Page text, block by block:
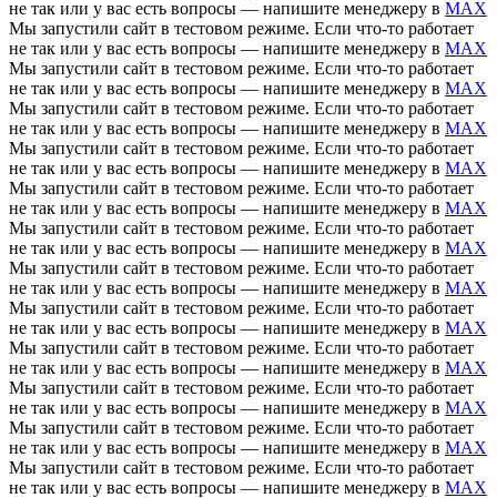
не так или у вас есть вопросы — напишите менеджеру в MAX
Мы запустили сайт в тестовом режиме. Если что-то работает
не так или у вас есть вопросы — напишите менеджеру в MAX
Мы запустили сайт в тестовом режиме. Если что-то работает
не так или у вас есть вопросы — напишите менеджеру в MAX
Мы запустили сайт в тестовом режиме. Если что-то работает
не так или у вас есть вопросы — напишите менеджеру в MAX
Мы запустили сайт в тестовом режиме. Если что-то работает
не так или у вас есть вопросы — напишите менеджеру в MAX
Мы запустили сайт в тестовом режиме. Если что-то работает
не так или у вас есть вопросы — напишите менеджеру в MAX
Мы запустили сайт в тестовом режиме. Если что-то работает
не так или у вас есть вопросы — напишите менеджеру в MAX
Мы запустили сайт в тестовом режиме. Если что-то работает
не так или у вас есть вопросы — напишите менеджеру в MAX
Мы запустили сайт в тестовом режиме. Если что-то работает
не так или у вас есть вопросы — напишите менеджеру в MAX
Мы запустили сайт в тестовом режиме. Если что-то работает
не так или у вас есть вопросы — напишите менеджеру в MAX
Мы запустили сайт в тестовом режиме. Если что-то работает
не так или у вас есть вопросы — напишите менеджеру в MAX
Мы запустили сайт в тестовом режиме. Если что-то работает
не так или у вас есть вопросы — напишите менеджеру в MAX
Мы запустили сайт в тестовом режиме. Если что-то работает
не так или у вас есть вопросы — напишите менеджеру в MAX